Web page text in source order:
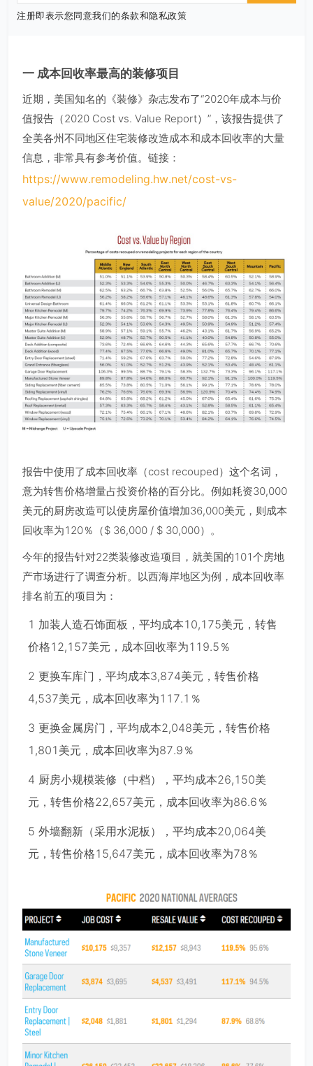
注册即表示您同意我们的条款和隐私政策
一 成本回收率最高的装修项目
近期，美国知名的《装修》杂志发布了“2020年成本与价
值报告（2020 Cost vs. Value Report）”，该报告提供了
全美各州不同地区住宅装修改造成本和成本回收率的大量
信息，非常具有参考价值。链接：
https://www.remodeling.hw.net/cost-vs-
value/2020/pacific/
报告中使用了成本回收率（cost recouped）这个名词，
意为转售价格增量占投资价格的百分比。例如耗资30,000
美元的厨房改造可以使房屋价值增加36,000美元，则成本
回收率为120％（$ 36,000 / $ 30,000）。
今年的报告针对22类装修改造项目，就美国的101个房地
产市场进行了调查分析。以西海岸地区为例，成本回收率
排名前五的项目为：
1 加装人造石饰面板，平均成本10,175美元，转售
价格12,157美元，成本回收率为119.5％
2 更换车库门，平均成本3,874美元，转售价格
4,537美元，成本回收率为117.1％
3 更换金属房门，平均成本2,048美元，转售价格
1,801美元，成本回收率为87.9％
4 厨房小规模装修（中档），平均成本26,150美
元，转售价格22,657美元，成本回收率为86.6％
5 外墙翻新（采用水泥板），平均成本20,064美
元，转售价格15,647美元，成本回收率为78％